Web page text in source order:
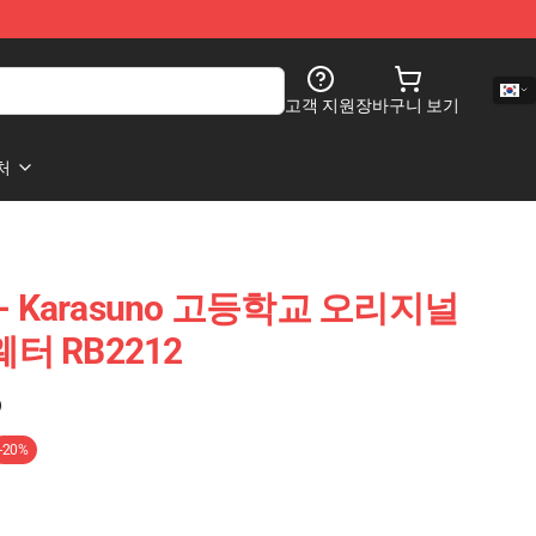
고객 지원장바구니 보기
Karasuno 고등학교 오리지널
터 RB2212
-20%